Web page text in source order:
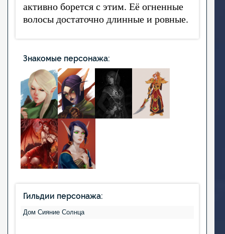
активно борется с этим. Её огненные
волосы достаточно длинные и ровные.
Знакомые персонажа:
Гильдии персонажа:
Дом Сияние Солнца